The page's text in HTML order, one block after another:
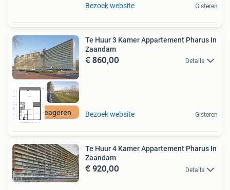
Bezoek website Gisteren
Gratis reageren
Te Huur 3 Kamer Appartement Pharus In
Zaandam
€ 860,00 Details
Bezoek website Gisteren
Te Huur 4 Kamer Appartement Pharus In
Zaandam
€ 920,00 Details